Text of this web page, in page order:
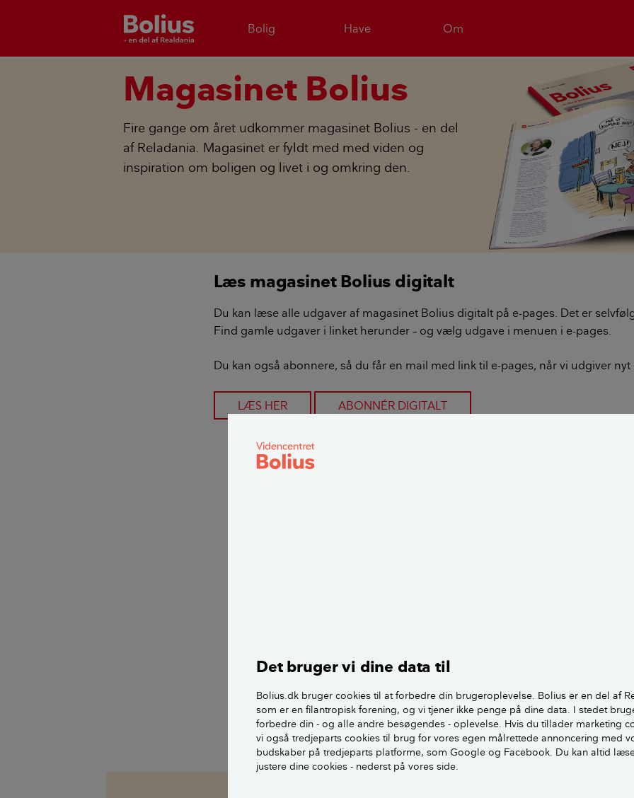
Det bruger vi dine data til
Bolius.dk bruger cookies til at forbedre din brugeroplevelse. Bolius er en del af
som er en filantropisk forening, og vi tjener ikke penge på dine data. I stedet
forbedre din - og alle andre besøgendes - oplevelse. Hvis du tillader marketing
vi også tredjeparts cookies til brug for vores egen målrettede annoncering med
budskaber på tredjeparts platforme, som Google og Facebook. Du kan altid
justere dine cookies - nederst på vores side.
Bolig Have Om
Magasinet Bolius
Fire gange om året udkommer magasinet Bolius - en del
af Reladania. Magasinet er fyldt med med viden og
inspiration om boligen og livet i og omkring den.
Læs magasinet Bolius digitalt
Du kan læse alle udgaver af magasinet Bolius digitalt på e-pages. Det er
Find gamle udgaver i linket herunder – og vælg udgave i menuen i e-pages.
Du kan også abonnere, så du får en mail med link til e-pages, når vi udgiver
LÆS HER ABONNÉR DIGITALT